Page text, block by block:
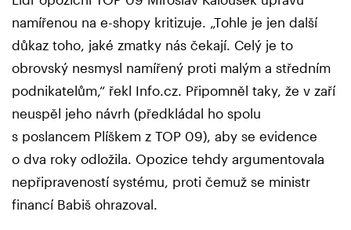
namířenou na e-shopy kritizuje. „Tohle je jen další
důkaz toho, jaké zmatky nás čekají. Celý je to
obrovský nesmysl namířený proti malým a středním
podnikatelům,“ řekl Info.cz. Připomněl taky, že v zaří
neuspěl jeho návrh (předkládal ho spolu
s poslancem Plíškem z TOP 09), aby se evidence
o dva roky odložila. Opozice tehdy argumentovala
nepřipraveností systému, proti čemuž se ministr
financí Babiš ohrazoval.